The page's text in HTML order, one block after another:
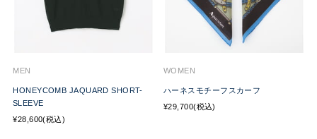
MEN
HONEYCOMB JAQUARD SHORT-
SLEEVE
¥28,600(税込)
WOMEN
ハーネスモチーフスカーフ
¥29,700(税込)